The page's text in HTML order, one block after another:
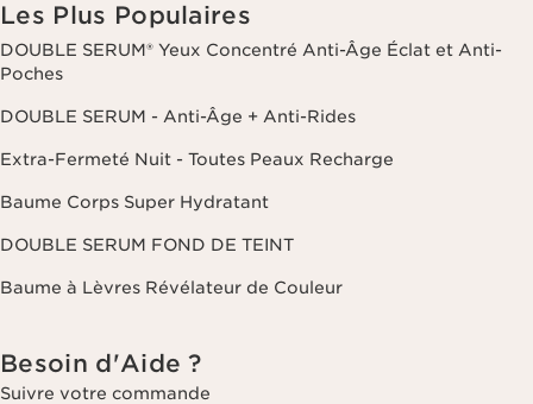
Les Plus Populaires
DOUBLE SERUM® Yeux Concentré Anti-Âge Éclat et Anti-
Poches
DOUBLE SERUM - Anti-Âge + Anti-Rides
Extra-Fermeté Nuit - Toutes Peaux Recharge
Baume Corps Super Hydratant
DOUBLE SERUM FOND DE TEINT
Baume à Lèvres Révélateur de Couleur
Besoin d'Aide ?
Suivre votre commande